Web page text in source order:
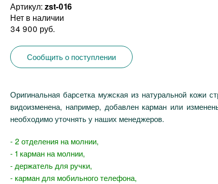
Артикул: zst-016
Нет в наличии
34 900 руб.
Сообщить о поступлении
Оригинальная барсетка мужская из натуральной кожи
видоизменена, например, добавлен карман или
необходимо уточнять у наших менеджеров.
- 2 отделения на молнии,
- 1 карман на молнии,
- держатель для ручки,
- карман для мобильного телефона,